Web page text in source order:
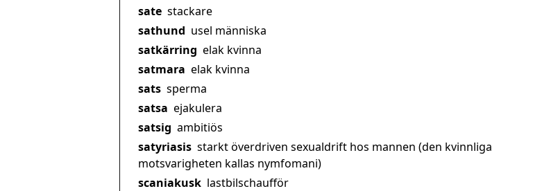
sate stackare
sathund usel människa
satkärring elak kvinna
satmara elak kvinna
sats sperma
satsa ejakulera
satsig ambitiös
satyriasis starkt överdriven sexualdrift hos mannen (den kvinnliga
motsvarigheten kallas nymfomani)
scaniakusk lastbilschaufför